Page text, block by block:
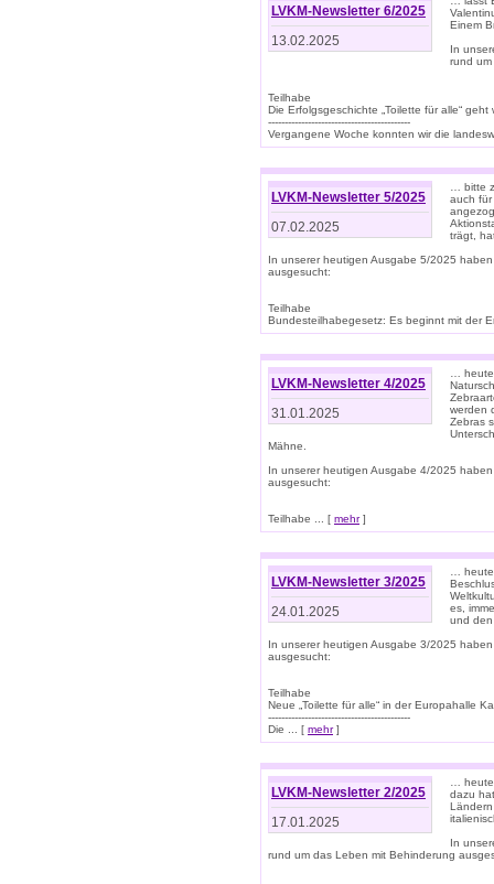
LVKM-Newsletter 6/2025
13.02.2025
Einem
In
rund
Teilhabe
Die Erfolgsgeschichte „Toilette für alle“
-------------------------------------------
Vergangene Woche konnten wir die
LVKM-Newsletter 5/2025
07.02.2025
… bitte
auch für
trägt,
In unserer heutigen Ausgabe 5/2025
ausgesucht:
Teilhabe
Bundesteilhabegesetz: Es beginnt mit der
LVKM-Newsletter 4/2025
31.01.2025
…
werden
Zebras
Mähne.
In unserer heutigen Ausgabe 4/2025
ausgesucht:
Teilhabe ... [ mehr]
LVKM-Newsletter 3/2025
24.01.2025
…
es,
und
In unserer heutigen Ausgabe 3/2025
ausgesucht:
Teilhabe
Neue „Toilette für alle“ in der Europahalle
-------------------------------------------
Die ... [ mehr]
LVKM-Newsletter 2/2025
17.01.2025
…
dazu
In
rund um das Leben mit Behinderung